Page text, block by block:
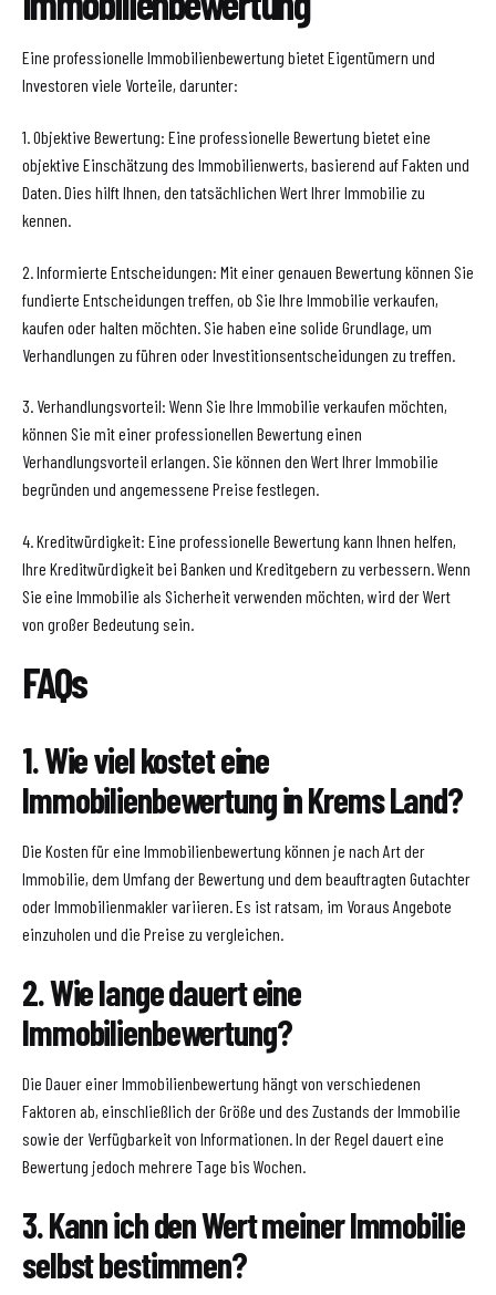
Eine professionelle Immobilienbewertung bietet Eigentümern und
Investoren viele Vorteile, darunter:
1. Objektive Bewertung: Eine professionelle Bewertung bietet eine
objektive Einschätzung des Immobilienwerts, basierend auf Fakten und
Daten. Dies hilft Ihnen, den tatsächlichen Wert Ihrer Immobilie zu
kennen.
2. Informierte Entscheidungen: Mit einer genauen Bewertung können Sie
fundierte Entscheidungen treffen, ob Sie Ihre Immobilie verkaufen,
kaufen oder halten möchten. Sie haben eine solide Grundlage, um
Verhandlungen zu führen oder Investitionsentscheidungen zu treffen.
3. Verhandlungsvorteil: Wenn Sie Ihre Immobilie verkaufen möchten,
können Sie mit einer professionellen Bewertung einen
Verhandlungsvorteil erlangen. Sie können den Wert Ihrer Immobilie
begründen und angemessene Preise festlegen.
4. Kreditwürdigkeit: Eine professionelle Bewertung kann Ihnen helfen,
Ihre Kreditwürdigkeit bei Banken und Kreditgebern zu verbessern. Wenn
Sie eine Immobilie als Sicherheit verwenden möchten, wird der Wert
von großer Bedeutung sein.
FAQs
1. Wie viel kostet eine
Immobilienbewertung in Krems Land?
Die Kosten für eine Immobilienbewertung können je nach Art der
Immobilie, dem Umfang der Bewertung und dem beauftragten Gutachter
oder Immobilienmakler variieren. Es ist ratsam, im Voraus Angebote
einzuholen und die Preise zu vergleichen.
2. Wie lange dauert eine
Immobilienbewertung?
Die Dauer einer Immobilienbewertung hängt von verschiedenen
Faktoren ab, einschließlich der Größe und des Zustands der Immobilie
sowie der Verfügbarkeit von Informationen. In der Regel dauert eine
Bewertung jedoch mehrere Tage bis Wochen.
3. Kann ich den Wert meiner Immobilie
selbst bestimmen?